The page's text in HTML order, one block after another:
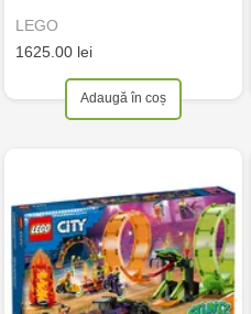
LEGO
1625.00 lei
Adaugă în coș